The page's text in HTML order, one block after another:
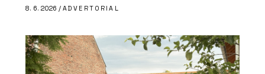
8. 6. 2026 / ADVERTORIAL